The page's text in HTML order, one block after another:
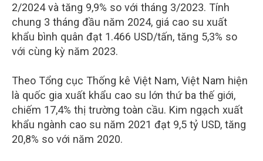
2/2024 và tăng 9,9% so với tháng 3/2023. Tính
chung 3 tháng đầu năm 2024, giá cao su xuất
khẩu bình quân đạt 1.466 USD/tấn, tăng 5,3% so
với cùng kỳ năm 2023.
Theo Tổng cục Thống kê Việt Nam, Việt Nam hiện
là quốc gia xuất khẩu cao su lớn thứ ba thế giới,
chiếm 17,4% thị trường toàn cầu. Kim ngạch xuất
khẩu ngành cao su năm 2021 đạt 9,5 tỷ USD, tăng
20,8% so với năm 2020.